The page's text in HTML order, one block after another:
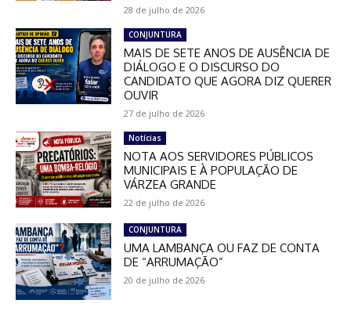
28 de julho de 2026
CONJUNTURA
MAIS DE SETE ANOS DE AUSÊNCIA DE
DIÁLOGO E O DISCURSO DO
CANDIDATO QUE AGORA DIZ QUERER
OUVIR
27 de julho de 2026
Notícias
NOTA AOS SERVIDORES PÚBLICOS
MUNICIPAIS E À POPULAÇÃO DE
VÁRZEA GRANDE
22 de julho de 2026
CONJUNTURA
UMA LAMBANÇA OU FAZ DE CONTA
DE “ARRUMAÇÃO”
20 de julho de 2026